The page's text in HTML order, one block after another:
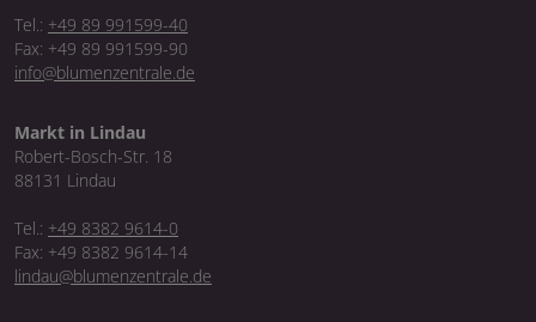
Tel.: +49 89 991599-40
Fax: +49 89 991599-90
info@blumenzentrale.de
Markt in Lindau
Robert-Bosch-Str. 18
88131 Lindau
Tel.: +49 8382 9614-0
Fax: +49 8382 9614-14
lindau@blumenzentrale.de